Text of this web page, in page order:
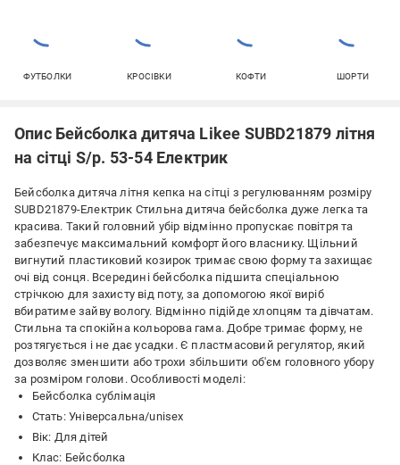
ФУТБОЛКИ КРОСІВКИ КОФТИ ШОРТИ
Опис Бейсболка дитяча Likee SUBD21879 літня
на сітці S/р. 53-54 Електрик
Бейсболка дитяча літня кепка на сітці з регулюванням розміру
SUBD21879-Електрик Стильна дитяча бейсболка дуже легка та
красива. Такий головний убір відмінно пропускає повітря та
забезпечує максимальний комфорт його власнику. Щільний
вигнутий пластиковий козирок тримає свою форму та захищає
очі від сонця. Всередині бейсболка підшита спеціальною
стрічкою для захисту від поту, за допомогою якої виріб
вбиратиме зайву вологу. Відмінно підійде хлопцям та дівчатам.
Стильна та спокійна кольорова гама. Добре тримає форму, не
розтягується і не дає усадки. Є пластмасовий регулятор, який
дозволяє зменшити або трохи збільшити об'єм головного убору
за розміром голови. Особливості моделі:
Бейсболка сублімація
Стать: Універсальна/unisex
Вік: Для дітей
Клас: Бейсболка